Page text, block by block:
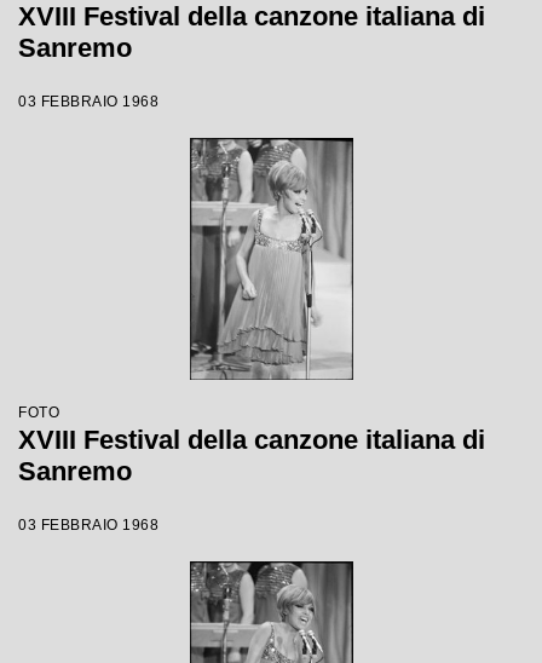
XVIII Festival della canzone italiana di
Sanremo
03 FEBBRAIO 1968
FOTO
XVIII Festival della canzone italiana di
Sanremo
03 FEBBRAIO 1968